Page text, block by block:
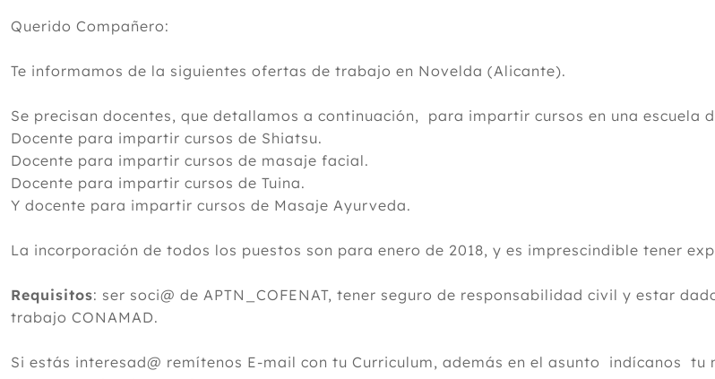
Querido Compañero:
Te informamos de la siguientes ofertas de trabajo en Novelda (Alicante).
Se precisan docentes, que detallamos a continuación, para impartir cursos en una escuela
Docente para impartir cursos de Shiatsu.
Docente para impartir cursos de masaje facial.
Docente para impartir cursos de Tuina.
Y docente para impartir cursos de Masaje Ayurveda.
La incorporación de todos los puestos son para enero de 2018, y es imprescindible tener
Requisitos: ser soci@ de APTN_COFENAT, tener seguro de responsabilidad civil y estar
trabajo CONAMAD.
Si estás interesad@ remítenos E-mail con tu Curriculum, además en el asunto indícanos tu